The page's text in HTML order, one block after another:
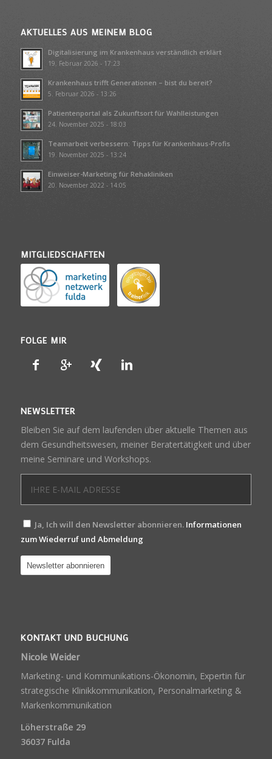
AKTUELLES AUS MEINEM BLOG
Digitalisierung im Krankenhaus verständlich erklärt
19. Februar 2026 - 17:23
Krankenhaus trifft Generationen – bist du bereit?
5. Februar 2026 - 13:26
Patientenportal als Zukunftsort für Wahlleistungen
24. November 2025 - 18:03
Teamarbeit verbessern: Tipps für Krankenhaus-Profis
19. November 2025 - 13:24
Einweiser-Marketing für Rehakliniken
20. November 2022 - 14:05
MITGLIEDSCHAFTEN
FOLGE MIR
NEWSLETTER
Bleiben Sie auf dem laufenden über aktuelle Themen aus
dem Gesundheitswesen, meiner Beratertätigkeit und über
meine Seminare und Workshops.
Ja, Ich will den Newsletter abonnieren. Informationen
zum Wiederruf und Abmeldung
KONTAKT UND BUCHUNG
Nicole Weider
Marketing- und Kommunikations-Ökonomin, Expertin für
strategische Klinikkommunikation, Personalmarketing &
Markenkommunikation
Löherstraße 29
36037 Fulda